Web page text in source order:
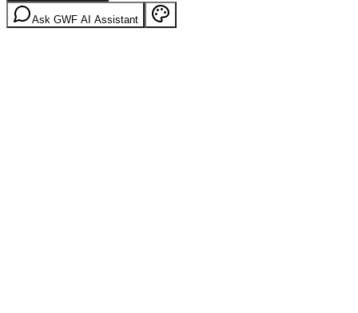
Ask GWF AI Assistant